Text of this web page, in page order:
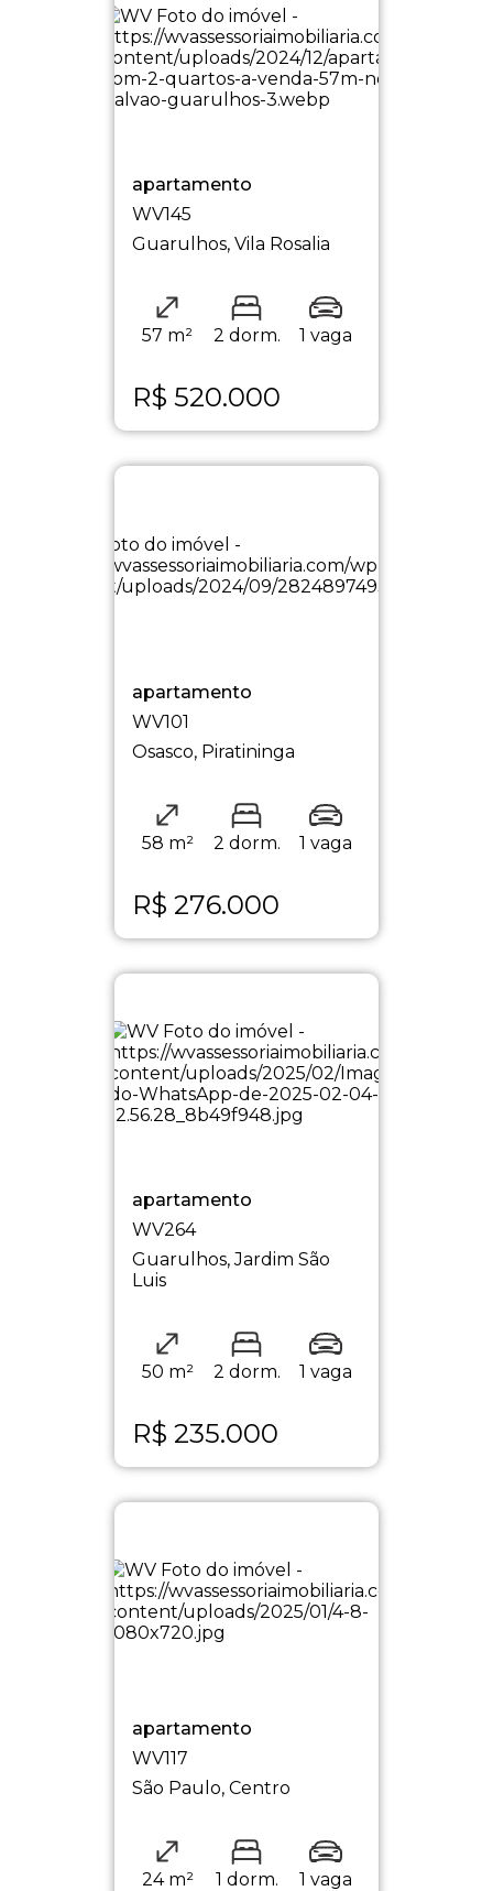
apartamento
WV145
Guarulhos, Vila Rosalia
57 m² 2 dorm. 1 vaga
R$ 520.000
apartamento
WV101
Osasco, Piratininga
58 m² 2 dorm. 1 vaga
R$ 276.000
apartamento
WV264
Guarulhos, Jardim São
Luis
50 m² 2 dorm. 1 vaga
R$ 235.000
apartamento
WV117
São Paulo, Centro
24 m² 1 dorm. 1 vaga